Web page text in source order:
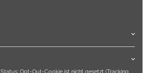
Status: Opt-Out-Cookie ist nicht gesetzt (Tracking